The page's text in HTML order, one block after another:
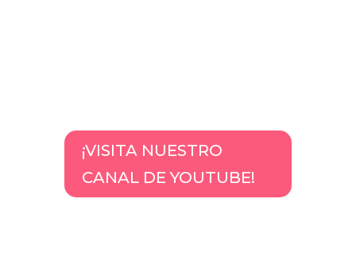
¡VISITA NUESTRO
CANAL DE YOUTUBE!